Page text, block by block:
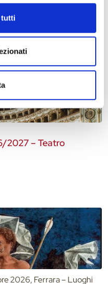
tutti
2027 – Teatro
2026, Ferrara – Luoghi